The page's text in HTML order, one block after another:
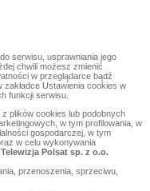
serwisu, usprawniania jego
chwili możesz zmienić
w przeglądarce bądź
Ustawienia cookies w
funkcji serwisu.
plików cookies lub podobnych
w tym profilowania, w
gospodarczej, w tym
w celu wykonywania
Telewizja Polsat sp. z o.o.
przenoszenia, sprzeciwu,